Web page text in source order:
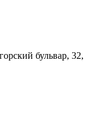
бульвар, 32,